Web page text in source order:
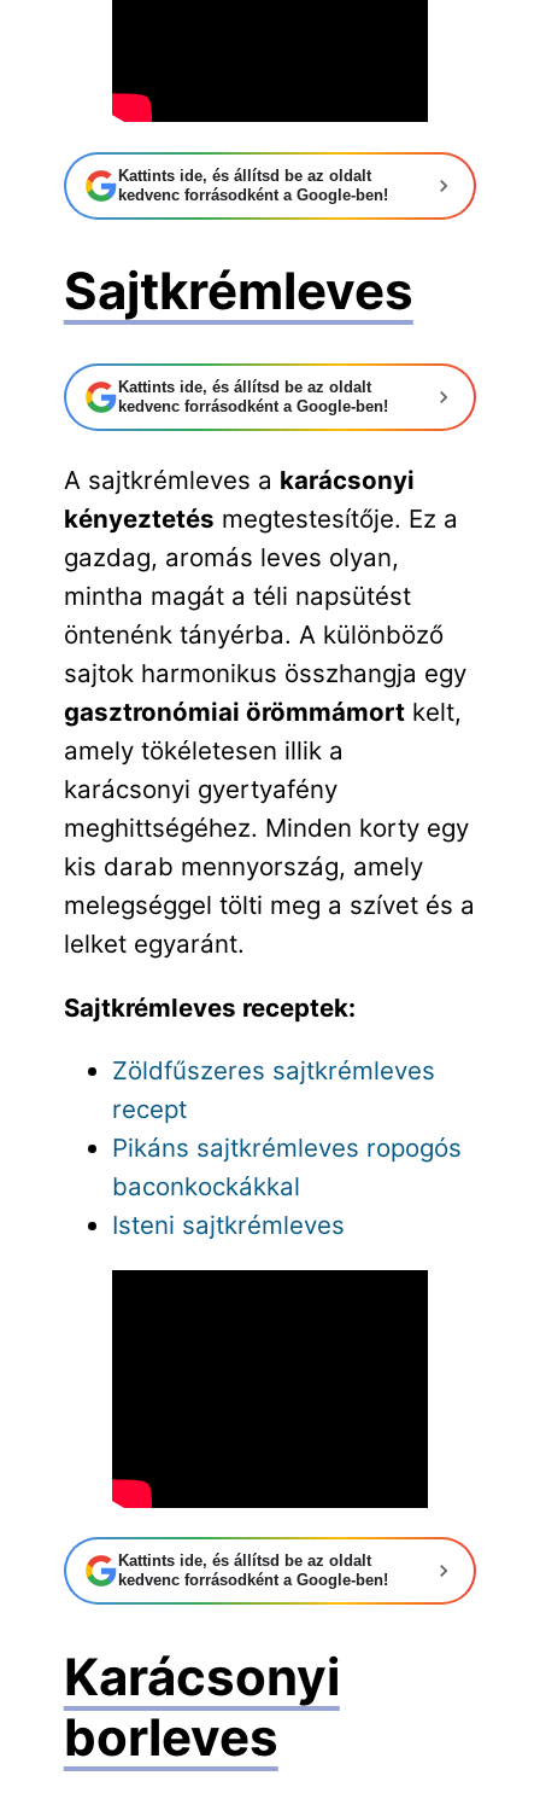
Kattints ide, és állítsd be az oldalt
kedvenc forrásodként a Google-ben!
Sajtkrémleves
Kattints ide, és állítsd be az oldalt
kedvenc forrásodként a Google-ben!
A sajtkrémleves a karácsonyi
kényeztetés megtestesítője. Ez a
gazdag, aromás leves olyan,
mintha magát a téli napsütést
öntenénk tányérba. A különböző
sajtok harmonikus összhangja egy
gasztronómiai örömmámortkelt,
amely tökéletesen illik a
karácsonyi gyertyafény
meghittségéhez. Minden korty egy
kis darab mennyország, amely
melegséggel tölti meg a szívet és a
lelket egyaránt.
Sajtkrémleves receptek:
Zöldfűszeres sajtkrémleves
recept
Pikáns sajtkrémleves ropogós
baconkockákkal
Isteni sajtkrémleves
Kattints ide, és állítsd be az oldalt
kedvenc forrásodként a Google-ben!
Karácsonyi
borleves